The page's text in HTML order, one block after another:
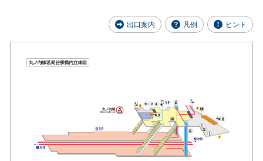
出口案内 凡例 ヒント